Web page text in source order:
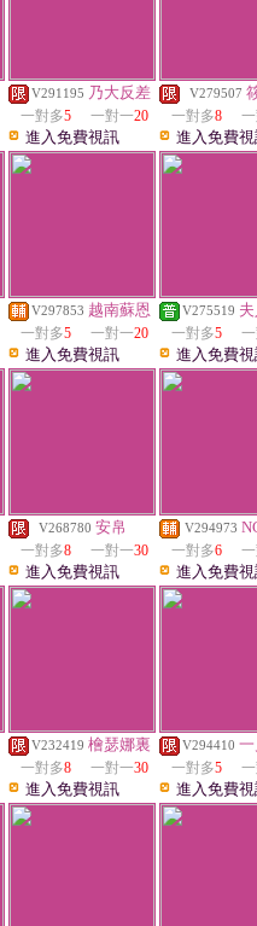
V291195 乃大反差
一對多5 一對一20
進入免費視訊
V279507
一對多8
進入免費
V297853 越南蘇恩
一對多5 一對一20
進入免費視訊
V275519
一對多5
進入免費
V268780 安帛
一對多8 一對一30
進入免費視訊
V294973
一對多6
進入免費
V232419 檜瑟娜裏
一對多8 一對一30
進入免費視訊
V294410
一對多5
進入免費